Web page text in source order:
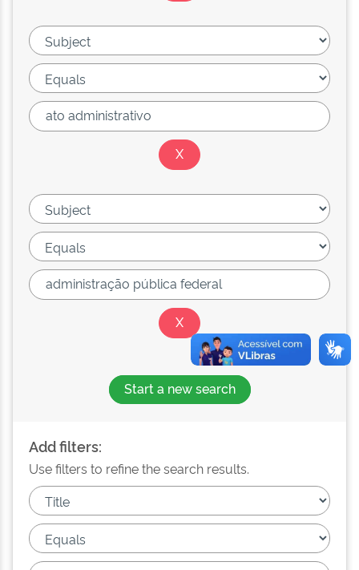
Start a new search
Add filters:
Use filters to refine the search results.